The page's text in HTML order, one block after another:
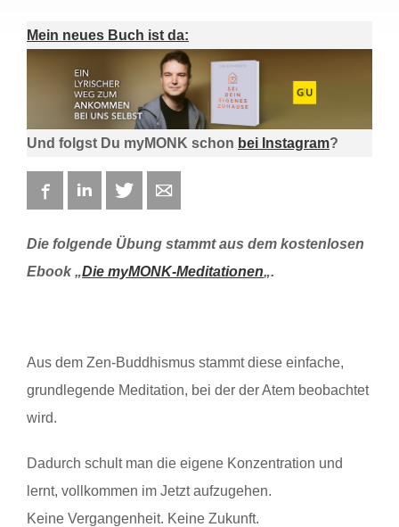
Mein neues Buch ist da:
Und folgst Du myMONK schon bei Instagram?
FacebookLinkedIn Twitter
Die folgende Übung stammt aus dem kostenlosen
Ebook „Die myMONK-Meditationen„.
Aus dem Zen-Buddhismus stammt diese einfache,
grundlegende Meditation, bei der der Atem beobachtet
wird.
Dadurch schult man die eigene Konzentration und
lernt, vollkommen im Jetzt aufzugehen.
Keine Vergangenheit. Keine Zukunft.